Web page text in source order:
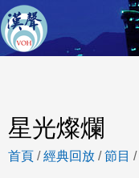
星光燦爛
首頁 /經典回放 /節目 /